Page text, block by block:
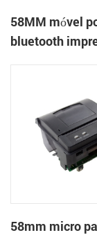
58MM móvel
bluetooth
58mm micro